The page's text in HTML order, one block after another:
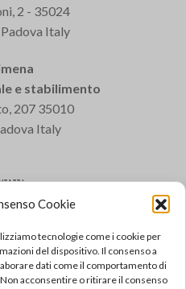
Cookie
tecnologie come i cookie per
del dispositivo. Il consenso a
dati come il comportamento di
acconsentire o ritirare il consenso
2 - 35024
Italy
e stabilimento
207 35010
Italy
S.p.a.
8840322
8841399